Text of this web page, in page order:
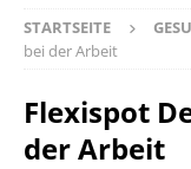
STARTSEITE
bei der Arbeit
Flexispot
der Arbeit